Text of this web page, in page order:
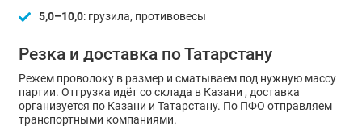
5,0–10,0: грузила, противовесы
Резка и доставка по Татарстану
Режем проволоку в размер и сматываем под нужную массу
партии. Отгрузка идёт со склада в Казани , доставка
организуется по Казани и Татарстану. По ПФО отправляем
транспортными компаниями.